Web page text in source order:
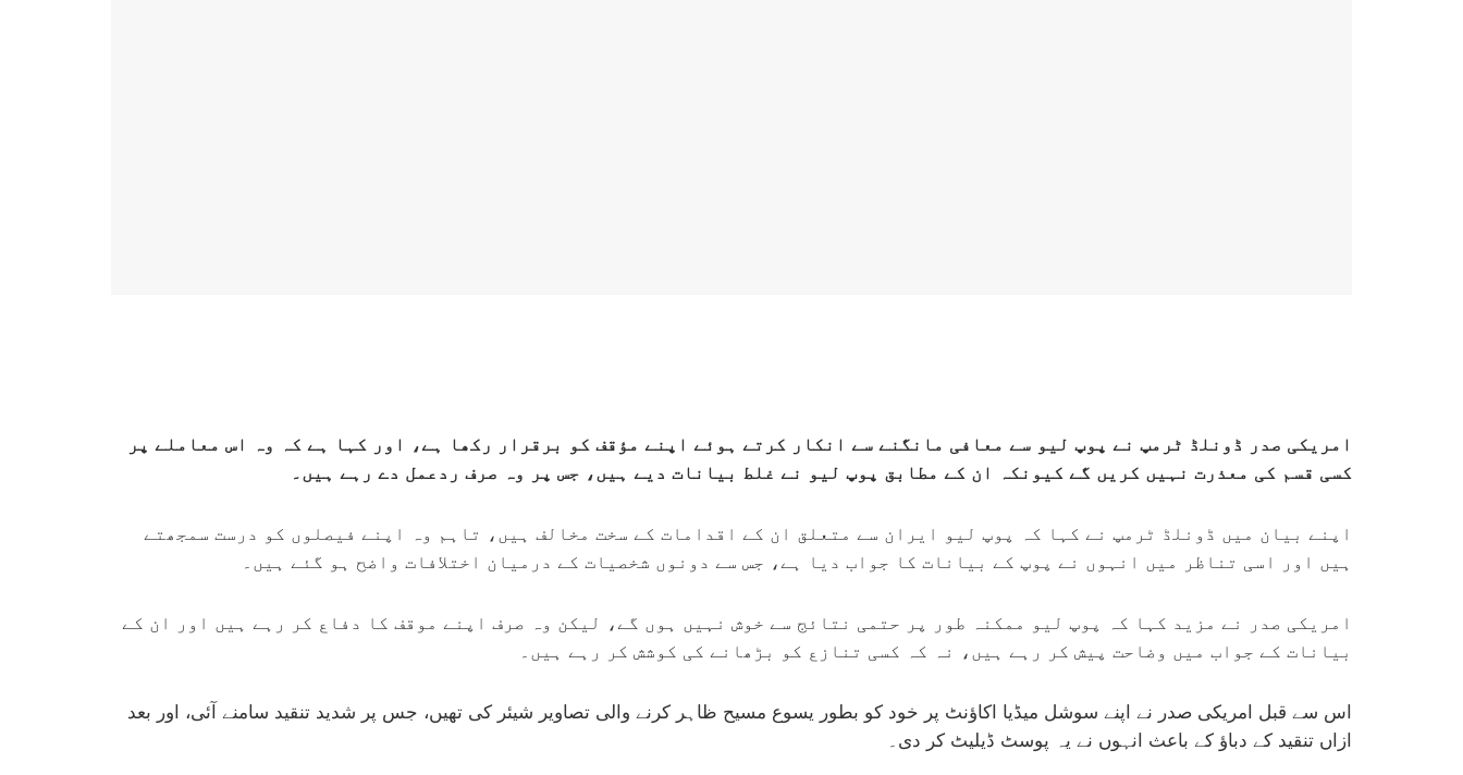
امریکی صدر ڈونلڈ ٹرمپ نے پوپ لیو سے معافی مانگنے سے انکار کرتے ہوئے اپنے مؤقف کو برقرار رکھا ہے، اور کہا ہے کہ وہ اس معاملے پر
کسی قسم کی معذرت نہیں کریں گے کیونکہ ان کے مطابق پوپ لیو نے غلط بیانات دیے ہیں، جس پر وہ صرف ردعمل دے رہے ہیں۔
اپنے بیان میں ڈونلڈ ٹرمپ نے کہا کہ پوپ لیو ایران سے متعلق ان کے اقدامات کے سخت مخالف ہیں، تاہم وہ اپنے فیصلوں کو درست سمجھتے
ہیں اور اسی تناظر میں انہوں نے پوپ کے بیانات کا جواب دیا ہے، جس سے دونوں شخصیات کے درمیان اختلافات واضح ہو گئے ہیں۔
امریکی صدر نے مزید کہا کہ پوپ لیو ممکنہ طور پر حتمی نتائج سے خوش نہیں ہوں گے، لیکن وہ صرف اپنے موقف کا دفاع کر رہے ہیں اور ان کے
بیانات کے جواب میں وضاحت پیش کر رہے ہیں، نہ کہ کسی تنازع کو بڑھانے کی کوشش کر رہے ہیں۔
اس سے قبل امریکی صدر نے اپنے سوشل میڈیا اکاؤنٹ پر خود کو بطور یسوع مسیح ظاہر کرنے والی تصاویر شیئر کی تھیں، جس پر شدید تنقید سامنے آئی، اور بعد
ازاں تنقید کے دباؤ کے باعث انہوں نے یہ پوسٹ ڈیلیٹ کر دی۔